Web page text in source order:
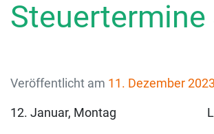
Veröffentlicht am 11. Dezember 2023
12. Januar, Montag